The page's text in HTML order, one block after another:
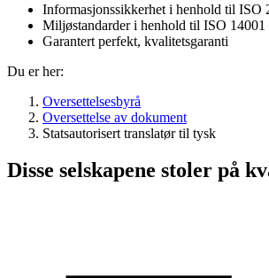
Informasjonssikkerhet i henhold til ISO
Miljøstandarder i henhold til ISO 14001
Garantert perfekt, kvalitetsgaranti
Du er her:
Oversettelsesbyrå
Oversettelse av dokument
Statsautorisert translatør til tysk
Disse selskapene stoler på